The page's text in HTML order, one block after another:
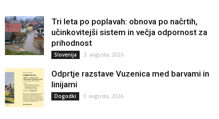
Tri leta po poplavah: obnova po načrtih,
učinkovitejši sistem in večja odpornost za
prihodnost
Slovenija 3. avgusta, 2026
Odprtje razstave Vuzenica med barvami in
linijami
Dogodki 3. avgusta, 2026